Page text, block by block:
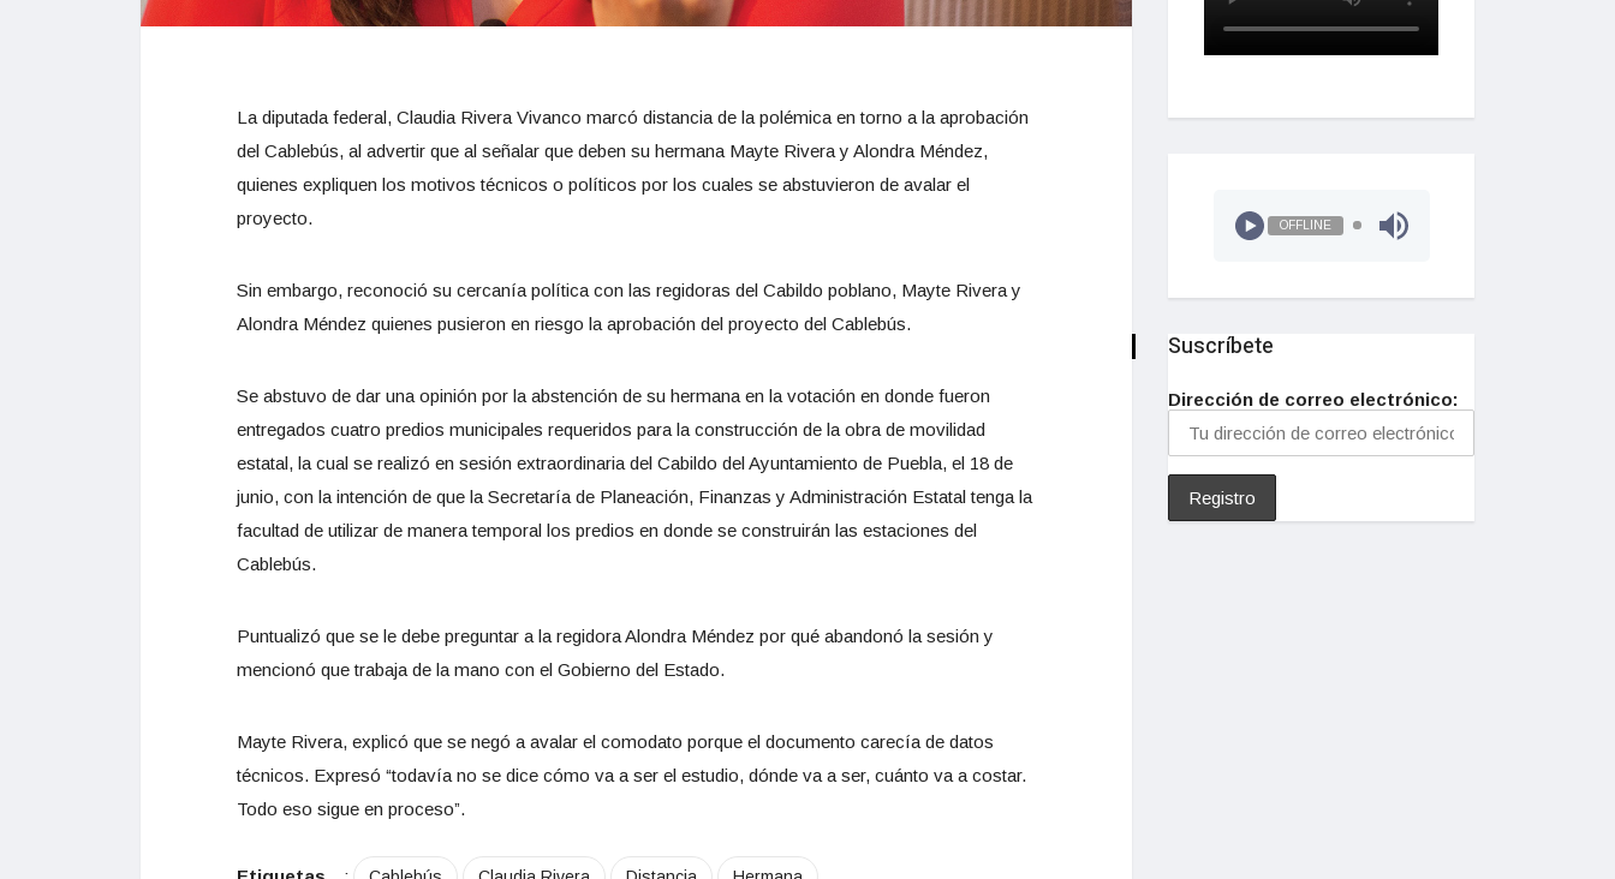
La diputada federal, Claudia Rivera Vivanco marcó distancia de la polémica en torno a la aprobación
del Cablebús, al advertir que al señalar que deben su hermana Mayte Rivera y Alondra Méndez,
quienes expliquen los motivos técnicos o políticos por los cuales se abstuvieron de avalar el
proyecto.
Sin embargo, reconoció su cercanía política con las regidoras del Cabildo poblano, Mayte Rivera y
Alondra Méndez quienes pusieron en riesgo la aprobación del proyecto del Cablebús.
Se abstuvo de dar una opinión por la abstención de su hermana en la votación en donde fueron
entregados cuatro predios municipales requeridos para la construcción de la obra de movilidad
estatal, la cual se realizó en sesión extraordinaria del Cabildo del Ayuntamiento de Puebla, el 18 de
junio, con la intención de que la Secretaría de Planeación, Finanzas y Administración Estatal tenga la
facultad de utilizar de manera temporal los predios en donde se construirán las estaciones del
Cablebús.
Puntualizó que se le debe preguntar a la regidora Alondra Méndez por qué abandonó la sesión y
mencionó que trabaja de la mano con el Gobierno del Estado.
Mayte Rivera, explicó que se negó a avalar el comodato porque el documento carecía de datos
técnicos. Expresó “todavía no se dice cómo va a ser el estudio, dónde va a ser, cuánto va a costar.
Todo eso sigue en proceso”.
OFFLINE
Suscríbete
Dirección de correo electrónico: